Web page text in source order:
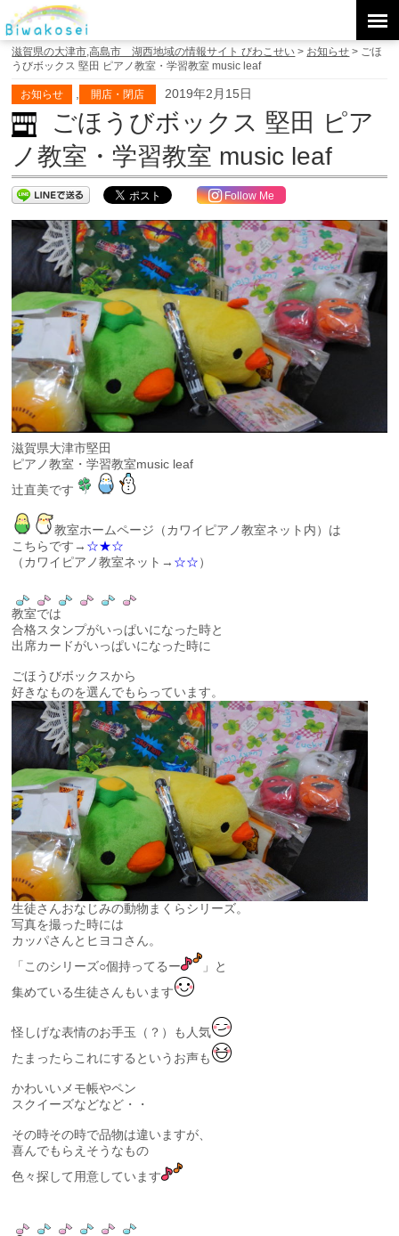
滋賀県の大津市,高島市 湖西地域の情報サイト びわこせい > お知らせ > ごほ
うびボックス 堅田 ピアノ教室・学習教室 music leaf
お知らせ 開店・閉店 2019年2月15日
ごほうびボックス 堅田 ピア
ノ教室・学習教室 music leaf
Follow Me
滋賀県大津市堅田
ピアノ教室・学習教室music leaf
辻直美です
教室ホームページ（カワイピアノ教室ネット内）は
こちらです→ ☆★☆
（カワイピアノ教室ネット→ ☆☆）
教室では
合格スタンプがいっぱいになった時と
出席カードがいっぱいになった時に
ごほうびボックスから
好きなものを選んでもらっています。
生徒さんおなじみの動物まくらシリーズ。
写真を撮った時には
カッパさんとヒヨコさん。
「このシリーズ○個持ってるー
」と
集めている生徒さんもいます
怪しげな表情のお手玉（？）も人気
たまったらこれにするというお声も
かわいいメモ帳やペン
スクイーズなどなど・・
その時その時で品物は違いますが、
喜んでもらえそうなもの
色々探して用意しています